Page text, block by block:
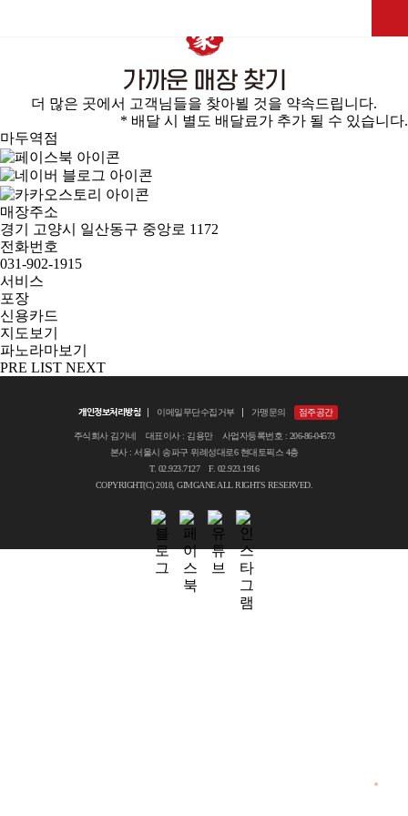
더 많은 곳에서 고객님들을 찾아뵐 것을 약속드립니다.
* 배달 시 별도 배달료가 추가 될 수 있습니다.
마두역점
매장주소
경기 고양시 일산동구 중앙로 1172
전화번호
031-902-1915
서비스
포장
신용카드
지도보기
파노라마보기
PRE LIST NEXT
개인정보처리방침 이메일무단수집거부 가맹문의 점주공간
주식회사 김가네 대표이사 : 김용만 사업자등록번호 : 206-86-04573
본사 : 서울시 송파구 위례성대로6 현대토픽스 4층
T. 02.923.7127 F. 02.923.1916
COPYRIGHT(C) 2018, GIMGANE ALL RIGHTS RESERVED.